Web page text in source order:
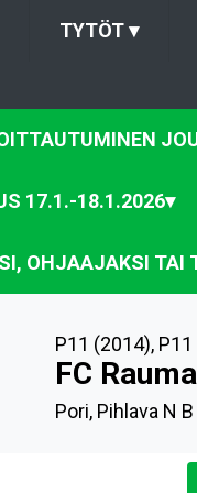
TYTÖT▾
17.1.-18.1.2026▾
OHJAAJAKSI TAI
P11 (2014), P11
FC
Pori, Pihlava N B